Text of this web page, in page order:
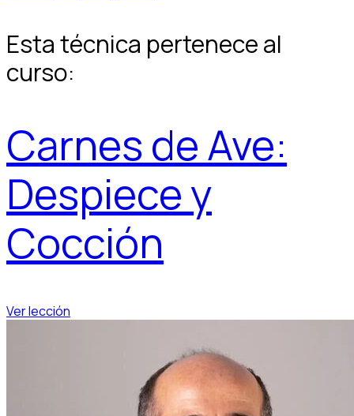
Esta técnica pertenece al
curso:
Carnes de Ave:
Despiece y
Cocción
Ver lección